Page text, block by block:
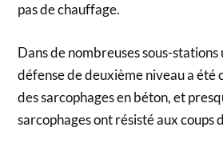
pas de chauffage.
Dans de nombreuses sous-
défense de deuxième niveau a été
des sarcophages en béton, et
sarcophages ont résisté aux coups